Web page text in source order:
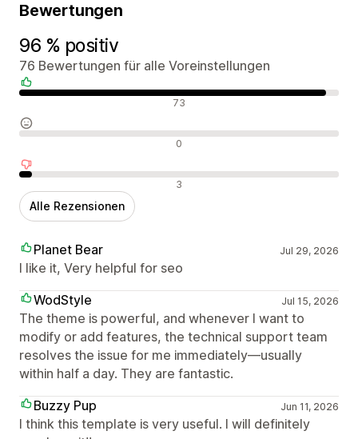
Bewertungen
96 % positiv
76 Bewertungen für alle Voreinstellungen
73
0
3
Alle Rezensionen
Planet Bear Jul 29, 2026
I like it, Very helpful for seo
WodStyle
Jul 15, 2026
The theme is powerful, and whenever I want to
modify or add features, the technical support team
resolves the issue for me immediately—usually
within half a day. They are fantastic.
Buzzy Pup
Jun 11, 2026
I think this template is very useful. I will definitely